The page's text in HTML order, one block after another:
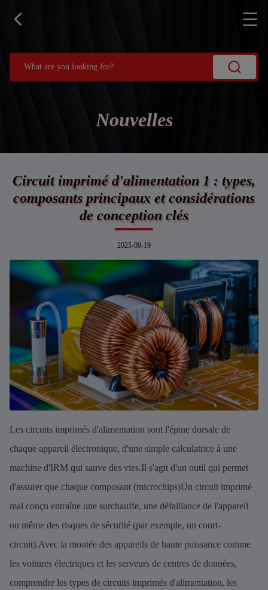
Nouvelles
Circuit imprimé d'alimentation 1 : types,
composants principaux et considérations
de conception clés
2025-09-19
Les circuits imprimés d'alimentation sont l'épine dorsale de
chaque appareil électronique, d'une simple calculatrice à une
machine d'IRM qui sauve des vies.Il s'agit d'un outil qui permet
d'assurer que chaque composant (microchips)Un circuit imprimé
mal conçu entraîne une surchauffe, une défaillance de l'appareil
ou même des risques de sécurité (par exemple, un court-
circuit).Avec la montée des appareils de haute puissance comme
les voitures électriques et les serveurs de centres de données,
comprendre les types de circuits imprimés d'alimentation, les